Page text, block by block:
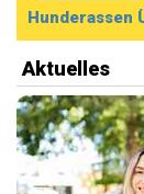
Hunderassen
Aktuelles